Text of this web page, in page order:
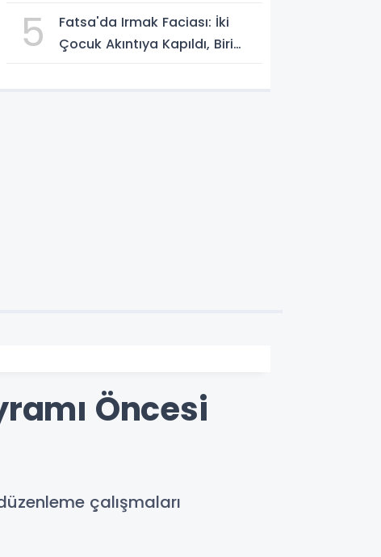
5
Fatsa'da Irmak Faciası: İki
Çocuk Akıntıya Kapıldı, Biri
Öncesi
çalışmaları